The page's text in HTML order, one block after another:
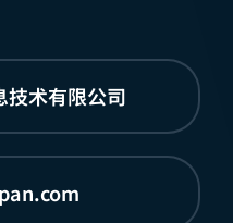
技术有限公司